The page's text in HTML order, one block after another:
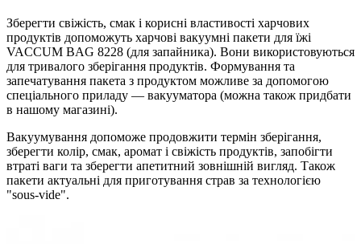
Зберегти свіжість, смак і корисні властивості харчових
продуктів допоможуть харчові вакуумні пакети для їжі
VACCUM BAG 8228 (для запайника). Вони використовуються
для тривалого зберігання продуктів. Формування та
запечатування пакета з продуктом можливе за допомогою
спеціального приладу — вакууматора (можна також придбати
в нашому магазині).
Вакуумування допоможе продовжити термін зберігання,
зберегти колір, смак, аромат і свіжість продуктів, запобігти
втраті ваги та зберегти апетитний зовнішній вигляд. Також
пакети актуальні для приготування страв за технологією
"sous-vide".